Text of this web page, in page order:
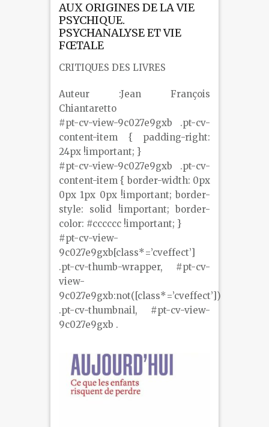
AUX ORIGINES DE LA VIE
PSYCHIQUE.
PSYCHANALYSE ET VIE
FŒTALE
CRITIQUES DES LIVRES
Auteur :Jean François
Chiantaretto
#pt-cv-view-9c027e9gxb .pt-cv-
content-item { padding-right:
24px !important; }
#pt-cv-view-9c027e9gxb .pt-cv-
content-item { border-width: 0px
0px 1px 0px !important; border-
style: solid !important; border-
color: #cccccc !important; }
#pt-cv-view-
9c027e9gxb[class*=’cveffect’]
.pt-cv-thumb-wrapper, #pt-cv-
view-
9c027e9gxb:not([class*=’cveffect’])
.pt-cv-thumbnail, #pt-cv-view-
9c027e9gxb .